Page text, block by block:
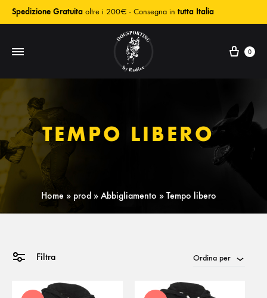
Spedizione Gratuita oltre i 200€ - Consegna in tutta Italia
0
TEMPO LIBERO
Home » prod» Abbigliamento » Tempo libero
Filtra Ordina per